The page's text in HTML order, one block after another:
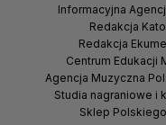
Informacyjna
Redakcja
Redakcja
Centrum Edukacji
Agencja Muzyczna
Studia nagraniowe i
Sklep